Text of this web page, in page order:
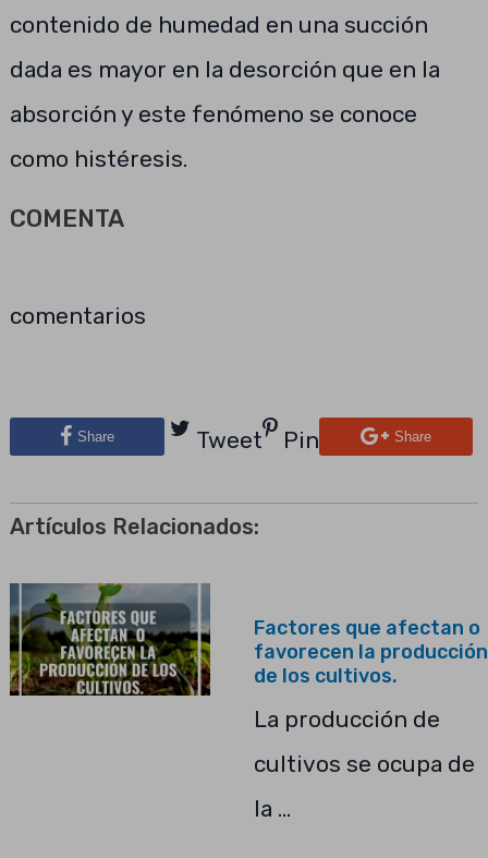
contenido de humedad en una succión
dada es mayor en la desorción que en la
absorción y este fenómeno se conoce
como histéresis.
COMENTA
comentarios
Share Tweet Pin Share
Artículos Relacionados:
Factores que afectan o
favorecen la producción
de los cultivos.
La producción de
cultivos se ocupa de
la …